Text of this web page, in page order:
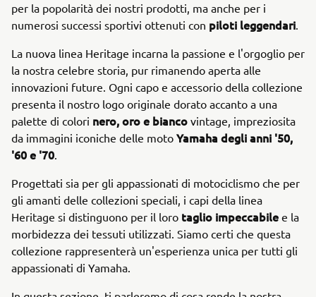
per la popolarità dei nostri prodotti, ma anche per i
numerosi successi sportivi ottenuti con piloti leggendari.
La nuova linea Heritage incarna la passione e l'orgoglio per
la nostra celebre storia, pur rimanendo aperta alle
innovazioni future. Ogni capo e accessorio della collezione
presenta il nostro logo originale dorato accanto a una
palette di colori nero, oro e bianco vintage, impreziosita
da immagini iconiche delle moto Yamaha degli anni '50,
'60 e '70.
Progettati sia per gli appassionati di motociclismo che per
gli amanti delle collezioni speciali, i capi della linea
Heritage si distinguono per il loro taglio impeccabile e la
morbidezza dei tessuti utilizzati. Siamo certi che questa
collezione rappresenterà un'esperienza unica per tutti gli
appassionati di Yamaha.